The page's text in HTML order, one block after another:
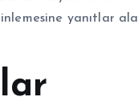
yanıtlar